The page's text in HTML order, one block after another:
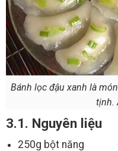
Bánh lọc đậu xanh là
tịnh.
3.1. Nguyên liệu
250g bột năng